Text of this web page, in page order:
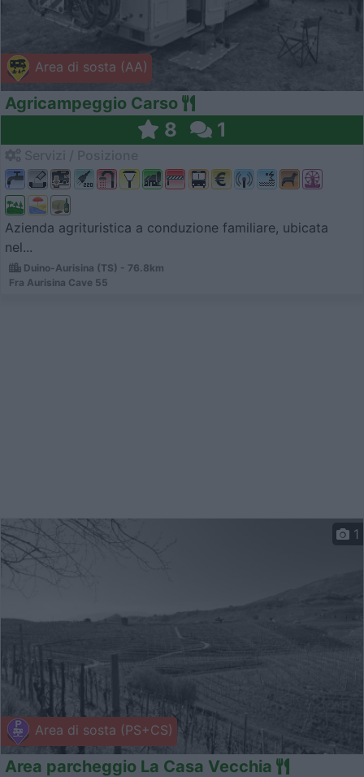
Area di sosta (AA)
Agricampeggio Carso
8 1
Azienda agrituristica a conduzione familiare, ubicata
nel...
Duino-Aurisina (TS) - 76.8km
Fra Aurisina Cave 55
Area di sosta (PS+CS)
1
Area parcheggio La Casa Vecchia